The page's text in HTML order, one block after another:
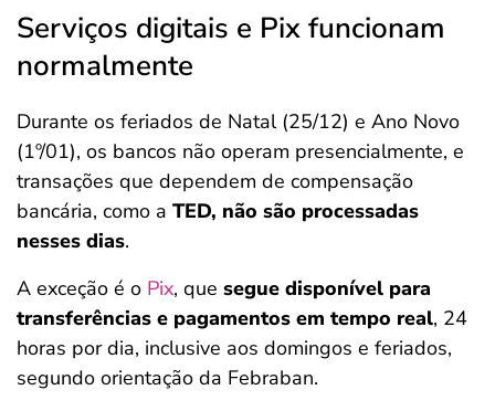
Serviços digitais e Pix funcionam
normalmente
Durante os feriados de Natal (25/12) e Ano Novo
(1º/01), os bancos não operam presencialmente, e
transações que dependem de compensação
bancária, como a TED, não são processadas
nesses dias.
A exceção é o Pix, que segue disponível para
transferências e pagamentos em tempo real, 24
horas por dia, inclusive aos domingos e feriados,
segundo orientação da Febraban.